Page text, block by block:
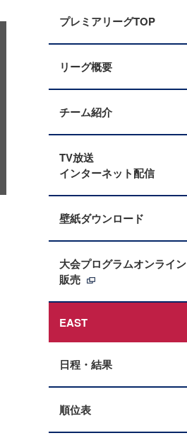
プレミアリーグTOP
リーグ概要
チーム紹介
TV放送
インターネット配信
壁紙ダウンロード
大会プログラムオンライン
販売
EAST
日程・結果
順位表